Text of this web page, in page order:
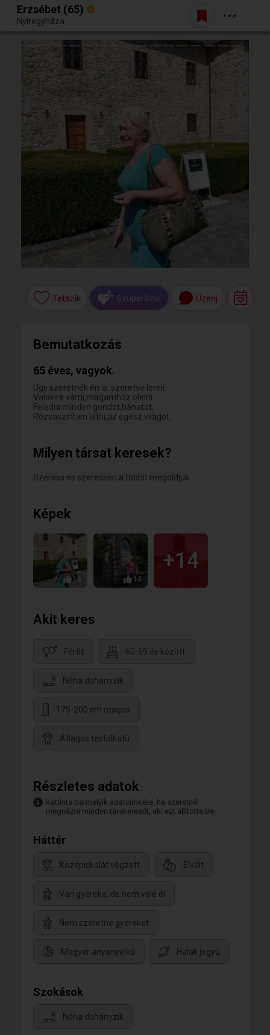
Egy jó randiból bármi lehet.
Belépés
Erzsébet (65)
Nyíregyháza
Tetszik SzuperSzív Üzenj
Bemutatkozás
65 éves, vagyok.
Úgy szeretnék én is, szeretve lenni.
Valakire vàrni,magamhoz ölelni.
Feledni minden gondot,bànatot.
Rózsaszinben látni,az egész vilàgot.
Milyen társat keresek?
Szeress és szeressen,a többit megoldjuk.
Képek
16 14
+14
Akit keres
Férfit 60-69 év között
Néha dohányzik
175-200 cm magas
Átlagos testalkatú
Részletes adatok
Kattints bármelyik adatcímkére, ha szeretnél
megnézni minden társkeresőt, aki ezt állította be.
Háttér
Középiskolát végzett Elvált
Van gyereke, de nem vele él
Nem szeretne gyereket
Magyar anyanyelvű Halak jegyű
Szokások
Néha dohányzik